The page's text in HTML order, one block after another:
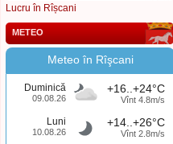
Lucru în Rîșcani
METEO
Meteo în Rîşcani
Duminică
09.08.26
+16..+24°C
Vînt 4.8m/s
Luni
10.08.26
+14..+26°C
Vînt 2.8m/s